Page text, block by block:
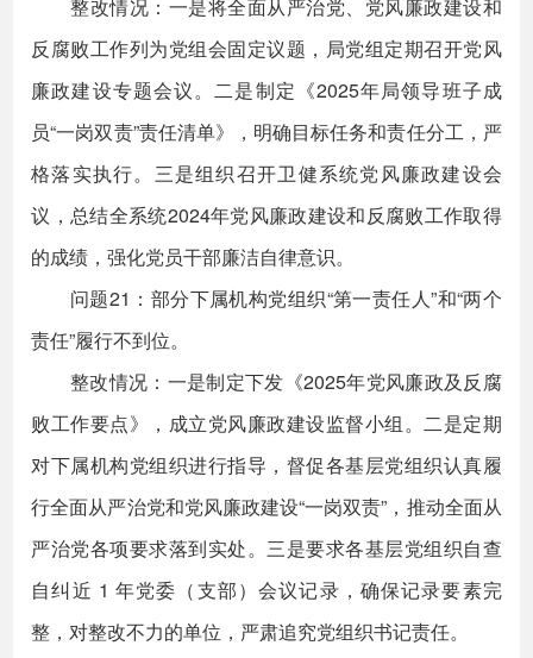
整改情况：一是将全面从严治党、党风廉政建设和
反腐败工作列为党组会固定议题，局党组定期召开党风
廉政建设专题会议。二是制定《2025年局领导班子成
员“一岗双责”责任清单》，明确目标任务和责任分工，严
格落实执行。三是组织召开卫健系统党风廉政建设会
议，总结全系统2024年党风廉政建设和反腐败工作取得
的成绩，强化党员干部廉洁自律意识。
问题21：部分下属机构党组织“第一责任人”和“两个
责任”履行不到位。
整改情况：一是制定下发《2025年党风廉政及反腐
败工作要点》，成立党风廉政建设监督小组。二是定期
对下属机构党组织进行指导，督促各基层党组织认真履
行全面从严治党和党风廉政建设“一岗双责”，推动全面从
严治党各项要求落到实处。三是要求各基层党组织自查
自纠近 1 年党委（支部）会议记录，确保记录要素完
整，对整改不力的单位，严肃追究党组织书记责任。